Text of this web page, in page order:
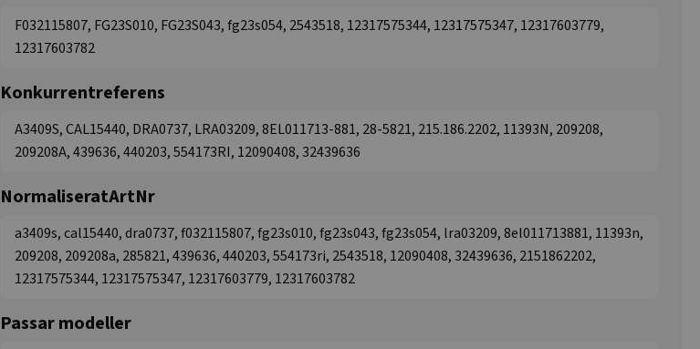
F032115807, FG23S010, FG23S043, fg23s054, 2543518, 12317575344, 12317575347, 12317603779,
12317603782
Konkurrentreferens
A3409S, CAL15440, DRA0737, LRA03209, 8EL011713-881, 28-5821, 215.186.2202, 11393N, 209208,
209208A, 439636, 440203, 554173RI, 12090408, 32439636
NormaliseratArtNr
a3409s, cal15440, dra0737, f032115807, fg23s010, fg23s043, fg23s054, lra03209, 8el011713881, 11393n,
209208, 209208a, 285821, 439636, 440203, 554173ri, 2543518, 12090408, 32439636, 2151862202,
12317575344, 12317575347, 12317603779, 12317603782
Passar modeller